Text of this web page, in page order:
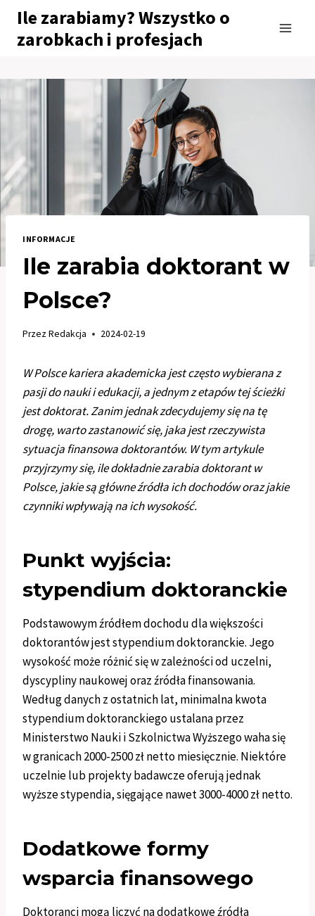
Przejdź
treści
Ile zarabiamy? Wszystko o
zarobkach i profesjach
INFORMACJE
Ile zarabia doktorant w
Polsce?
PrzezRedakcja 2024-02-19
W Polsce kariera akademicka jest często wybierana z
pasji do nauki i edukacji, a jednym z etapów tej ścieżki
jest doktorat. Zanim jednak zdecydujemy się na tę
drogę, warto zastanowić się, jaka jest rzeczywista
sytuacja finansowa doktorantów. W tym artykule
przyjrzymy się, ile dokładnie zarabia doktorant w
Polsce, jakie są główne źródła ich dochodów oraz jakie
czynniki wpływają na ich wysokość.
Punkt wyjścia:
stypendium doktoranckie
Podstawowym źródłem dochodu dla większości
doktorantów jest stypendium doktoranckie. Jego
wysokość może różnić się w zależności od uczelni,
dyscypliny naukowej oraz źródła finansowania.
Według danych z ostatnich lat, minimalna kwota
stypendium doktoranckiego ustalana przez
Ministerstwo Nauki i Szkolnictwa Wyższego waha się
w granicach 2000-2500 zł netto miesięcznie. Niektóre
uczelnie lub projekty badawcze oferują jednak
wyższe stypendia, sięgające nawet 3000-4000 zł netto.
Dodatkowe formy
wsparcia finansowego
Doktoranci mogą liczyć na dodatkowe źródła